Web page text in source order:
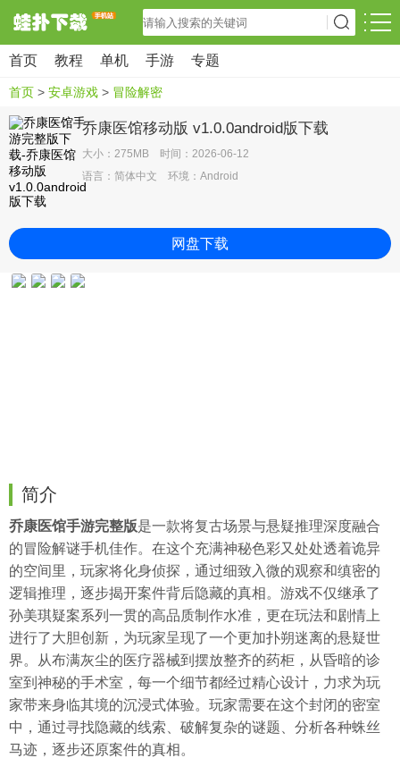
首页 教程 单机 手游 专题
首页 > 安卓游戏 > 冒险解密
乔康医馆移动版 v1.0.0android版下载
大小：275MB 时间：2026-06-12
语言：简体中文 环境：Android
网盘下载
简介
乔康医馆手游完整版是一款将复古场景与悬疑推理深度融合
的冒险解谜手机佳作。在这个充满神秘色彩又处处透着诡异
的空间里，玩家将化身侦探，通过细致入微的观察和缜密的
逻辑推理，逐步揭开案件背后隐藏的真相。游戏不仅继承了
孙美琪疑案系列一贯的高品质制作水准，更在玩法和剧情上
进行了大胆创新，为玩家呈现了一个更加扑朔迷离的悬疑世
界。从布满灰尘的医疗器械到摆放整齐的药柜，从昏暗的诊
室到神秘的手术室，每一个细节都经过精心设计，力求为玩
家带来身临其境的沉浸式体验。玩家需要在这个封闭的密室
中，通过寻找隐藏的线索、破解复杂的谜题、分析各种蛛丝
马迹，逐步还原案件的真相。